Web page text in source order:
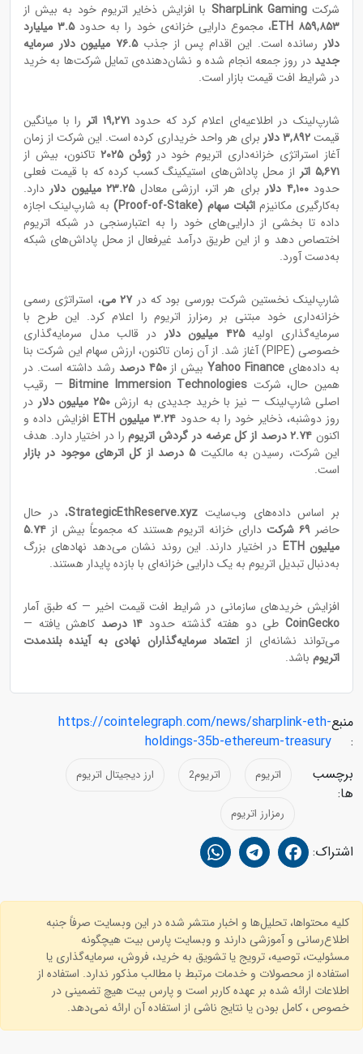
شرکتSharpLink Gaming با افزایش ذخایر اتریوم خود به بیش از
۸۵۹,۸۵۳ ETH
، مجموع دارایی خزانه‌ی خود را به حدود
۳.۵ میلیارد
دلاررسانده است. این اقدام پس از جذب
۷۶.۵ میلیون دلار سرمایه
جدید در روز جمعه انجام شده و نشان‌دهنده‌ی تمایل شرکت‌ها به خرید
در شرایط افت قیمت بازار است.
شارپ‌لینک در اطلاعیه‌ای اعلام کرد که حدود۱۹,۲۷۱ اتر
را با میانگین
قیمت۳,۸۹۲ دلار
برای هر واحد خریداری کرده است. این شرکت از زمان
آغاز استراتژی خزانه‌داری اتریوم خود درژوئن ۲۰۲۵
تاکنون، بیش از
۵,۶۷۱ اتر
از محل پاداش‌های استیکینگ کسب کرده که با قیمت فعلی
حدود۴,۱۰۰ دلار برای هر اتر، ارزشی معادل۲۳.۲۵ میلیون دلار
دارد.
به‌کارگیری مکانیزماثبات سهام (Proof-of-Stake)
به شارپ‌لینک اجازه
داده تا بخشی از دارایی‌های خود را به اعتبارسنجی در شبکه اتریوم
اختصاص دهد و از این طریق درآمد غیرفعال از محل پاداش‌های شبکه
به‌دست آورد.
شارپ‌لینک نخستین شرکت بورسی بود که در۲۷ می
، استراتژی رسمی
خزانه‌داری خود مبتنی بر رمزارز اتریوم را اعلام کرد. این طرح با
سرمایه‌گذاری اولیه۴۲۵ میلیون دلار
در قالب مدل سرمایه‌گذاری
خصوصی (PIPE) آغاز شد. از آن زمان تاکنون، ارزش سهام این شرکت بنا
به داده‌های Yahoo Financeبیش از۴۵۰ درصد
رشد داشته است. در
همین حال، شرکت Bitmine Immersion Technologies— رقیب
اصلی شارپ‌لینک — نیز با خرید جدیدی به ارزش۲۵۰ میلیون دلار
در
روز دوشنبه، ذخایر خود را به حدود ۳.۲۴ میلیون ETH
افزایش داده و
اکنون ۲.۷۴ درصد از کل عرضه در گردش اتریوم
را در اختیار دارد. هدف
این شرکت، رسیدن به مالکیت۵ درصد از کل اترهای موجود در بازار
است.
بر اساس داده‌های وب‌سایت StrategicEthReserve.xyz، در حال
حاضر ۶۹ شرکت دارای خزانه اتریوم هستند که مجموعاً بیش از ۵.۷۴
میلیون ETH
در اختیار دارند. این روند نشان می‌دهد نهادهای بزرگ
به‌دنبال تبدیل اتریوم به یک دارایی خزانه‌ای با بازده پایدار هستند.
افزایش خریدهای سازمانی در شرایط افت قیمت اخیر — که طبق آمار
CoinGeckoطی دو هفته گذشته حدود ۱۴ درصد
کاهش یافته —
می‌تواند نشانه‌ای ازاعتماد سرمایه‌گذاران نهادی به آینده بلندمدت
اتریوم باشد.
منبع
:
https://cointelegraph.com/news/sharplink-eth-
holdings-35b-ethereum-treasury
برچسب
ها:
اتریوم اتریوم2 ارز دیجیتال اتریوم
رمزارز اتریوم
اشتراک:
کلیه محتواها، تحلیل‌ها و اخبار منتشر شده در این وبسایت صرفاً جنبه
اطلاع‌رسانی و آموزشی دارند و وبسایت پارس بیت هیچگونه
مسئولیت، توصیه، ترویج یا تشویق به خرید، فروش، سرمایه‌گذاری یا
استفاده از محصولات و خدمات مرتبط با مطالب مذکور ندارد. استفاده از
اطلاعات ارائه شده بر عهده کاربر است و پارس بیت هیچ تضمینی در
خصوص ، کامل بودن یا نتایج ناشی از استفاده آن ارائه نمی‌دهد.